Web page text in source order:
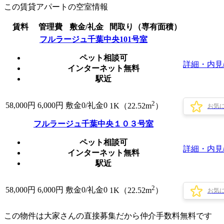
この賃貸アパートの空室情報
賃料 管理費 敷金/礼金
間取り（専有面積）
フルラージュ千葉中央101号室
ペット相談可
インターネット無料
駅近
詳細・内
58,000円 6,000円 敷金0/礼金0 1K（22.52m2 ） お気
フルラージュ千葉中央１０３号室
ペット相談可
インターネット無料
駅近
詳細・内
58,000円 6,000円 敷金0/礼金0 1K（22.52m2 ） お気
この物件は大家さんの直接募集だから仲介手数料無料です